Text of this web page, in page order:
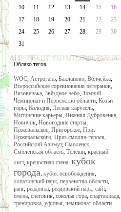
10
11 12 13 14 15
16
17
18 19 20 21 22
23
24
25 26 27 28 29
30
31
Облако тегов
WOC, Астрогань, Бакланово, Волчейка,
Всероссийские соревнования ветеранов,
Вязовенька, Звёздное небо, Зимний
Чемпионат и Первенство области, Козьи
горы, Колодня, Лесная карусель,
Митинские карьеры, Нижняя Дубровенка,
Новичок, Новогодние старты,
Пржевальское, Пригорское, Приз
Пржевальского, Приз смолян-героев,
Российский Азимут, Смоленск,
Смоленская область, Телеши, красный
лист, крепостная стена, кубок
города, кубок освобождения,
лопатинский парк, первенство области,
ранг, реадовка, реадовский парк, сайт,
смена, снеговик, соколья гора, спартакиада,
тренировка, уфинья, чемпионат области